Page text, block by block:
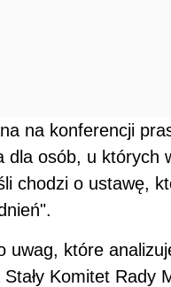
na konferencji
dla osób, u których
chodzi o ustawę,
uwag, które
Komitet Rady